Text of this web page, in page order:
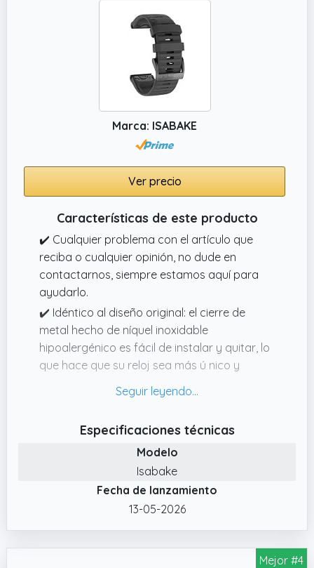
Marca: ISABAKE
Ver precio
Características de este producto
✔️ Cualquier problema con el artículo que
reciba o cualquier opinión, no dude en
contactarnos, siempre estamos aquí para
ayudarlo.
✔️ Idéntico al diseño original: el cierre de
metal hecho de níquel inoxidable
hipoalergénico es fácil de instalar y quitar, lo
que hace que su reloj sea más ú nico y
inofensivo, suave pero muy duradero, la
banda de silicona también puede soportar el
frío o el calor durante el proyecto de buceo
o el viaje de escalada en roca, será su buen
compañero en su viaje.
✔️ Modelos de banda compatibles: Fenix 6,
fenix 6 pro, fenix 5, fenix 5 plus, forerunner 935,
Especificaciones técnicas
Modelo
Isabake
Fecha de lanzamiento
13-05-2026
Mejor #4